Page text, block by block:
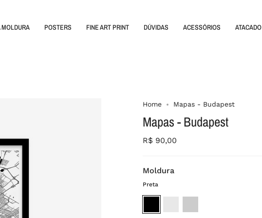
MOLDURA POSTERS FINE ART PRINT DÚVIDAS ACESSÓRIOS ATACADO
Home Mapas - Budapest
Mapas - Budapest
R$ 90,00
Moldura
Preta
crua